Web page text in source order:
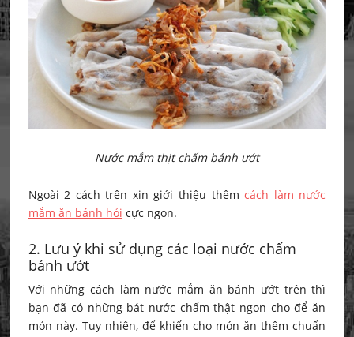
Nước mắm thịt chấm bánh ướt
Ngoài 2 cách trên xin giới thiệu thêmcách làm nước
mắm ăn bánh hỏi cực ngon.
2. Lưu ý khi sử dụng các loại nước chấm
bánh ướt
Với những cách làm nước mắm ăn bánh ướt trên thì
bạn đã có những bát nước chấm thật ngon cho để ăn
món này. Tuy nhiên, để khiến cho món ăn thêm chuẩn